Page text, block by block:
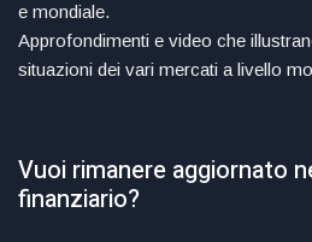
e mondiale.
Approfondimenti e video che
situazioni dei vari mercati a livello
Vuoi rimanere aggiornato
finanziario?